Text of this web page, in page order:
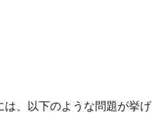
、以下のような問題が挙げ